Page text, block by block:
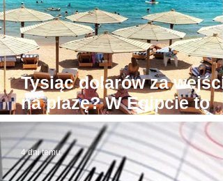
Tysiąc dolarów za
na plażę? W Egipcie to
możliwe! Stąd awantury
4 dni temu